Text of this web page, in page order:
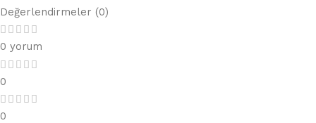
Değerlendirmeler (0)
0 yorum
0
0